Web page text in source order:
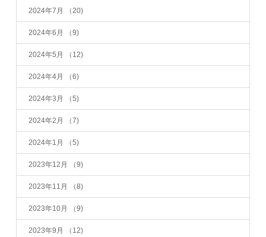
2024年7月 （20)
2024年6月 （9)
2024年5月 （12)
2024年4月 （6)
2024年3月 （5)
2024年2月 （7)
2024年1月 （5)
2023年12月 （9)
2023年11月 （8)
2023年10月 （9)
2023年9月 （12)